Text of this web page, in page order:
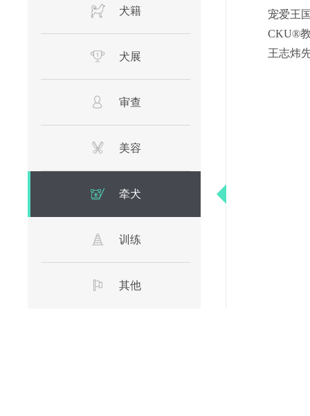
犬籍
犬展
审查
美容
牵犬
训练
其他
宠爱王
CKU®
王志炜